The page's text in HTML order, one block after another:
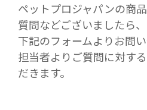
ペットプロジャパンの商
質問などございましたら、
下記のフォームよりお問
担当者よりご質問に対す
だきます。